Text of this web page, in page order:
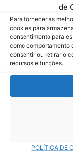
de
Para fornecer as
cookies para
consentimento para
como comportamento
consentir ou retirar o
recursos e funções.
POLÍTICA DE
Deixe uma